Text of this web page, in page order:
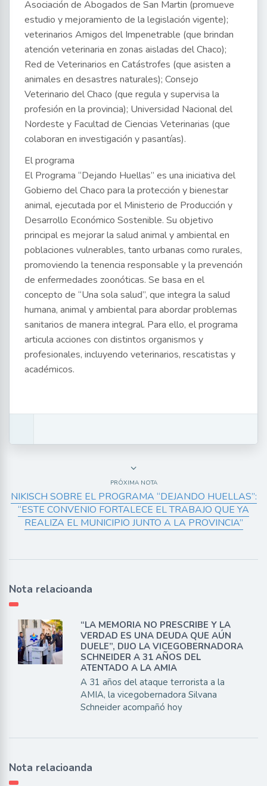
Asociación de Abogados de San Martin (promueve
estudio y mejoramiento de la legislación vigente);
veterinarios Amigos del Impenetrable (que brindan
atención veterinaria en zonas aisladas del Chaco);
Red de Veterinarios en Catástrofes (que asisten a
animales en desastres naturales); Consejo
Veterinario del Chaco (que regula y supervisa la
profesión en la provincia); Universidad Nacional del
Nordeste y Facultad de Ciencias Veterinarias (que
colaboran en investigación y pasantías).
El programa
El Programa “Dejando Huellas” es una iniciativa del
Gobierno del Chaco para la protección y bienestar
animal, ejecutada por el Ministerio de Producción y
Desarrollo Económico Sostenible. Su objetivo
principal es mejorar la salud animal y ambiental en
poblaciones vulnerables, tanto urbanas como rurales,
promoviendo la tenencia responsable y la prevención
de enfermedades zoonóticas. Se basa en el
concepto de “Una sola salud”, que integra la salud
humana, animal y ambiental para abordar problemas
sanitarios de manera integral. Para ello, el programa
articula acciones con distintos organismos y
profesionales, incluyendo veterinarios, rescatistas y
académicos.
PRÓXIMA NOTA
NIKISCH SOBRE EL PROGRAMA “DEJANDO HUELLAS”:
“ESTE CONVENIO FORTALECE EL TRABAJO QUE YA
REALIZA EL MUNICIPIO JUNTO A LA PROVINCIA”
Nota relacioanda
“LA MEMORIA NO PRESCRIBE Y LA
VERDAD ES UNA DEUDA QUE AÚN
DUELE”, DIJO LA VICEGOBERNADORA
SCHNEIDER A 31 AÑOS DEL
ATENTADO A LA AMIA
A 31 años del ataque terrorista a la
AMIA, la vicegobernadora Silvana
Schneider acompañó hoy
Nota relacioanda